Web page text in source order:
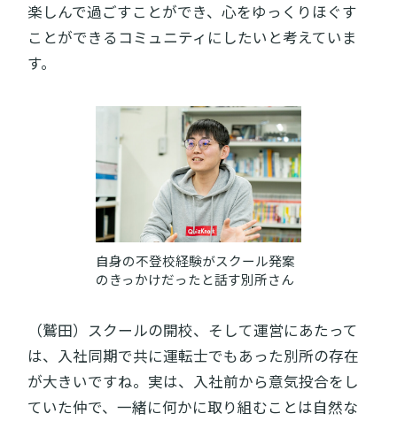
楽しんで過ごすことができ、心をゆっくりほぐす
ことができるコミュニティにしたいと考えていま
す。
自身の不登校経験がスクール発案
のきっかけだったと話す別所さん
（鷲田）スクールの開校、そして運営にあたって
は、入社同期で共に運転士でもあった別所の存在
が大きいですね。実は、入社前から意気投合をし
ていた仲で、一緒に何かに取り組むことは自然な